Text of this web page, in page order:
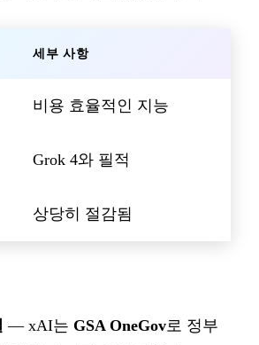
세부 사항
비용 효율적인 지능
Grok 4와 필적
상당히 절감됨
— xAI는 GSA OneGov로 정부